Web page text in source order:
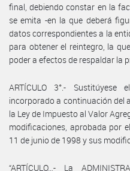
final, debiendo constar en la
se emita -en la que deberá
datos correspondientes a la
para obtener el reintegro, la
poder a efectos de respaldar la
ARTÍCULO 3°.-
incorporado a continuación del
la Ley de Impuesto al Valor
modificaciones, aprobada por
11 de junio de 1998 y sus
“ARTÍCULO…- La